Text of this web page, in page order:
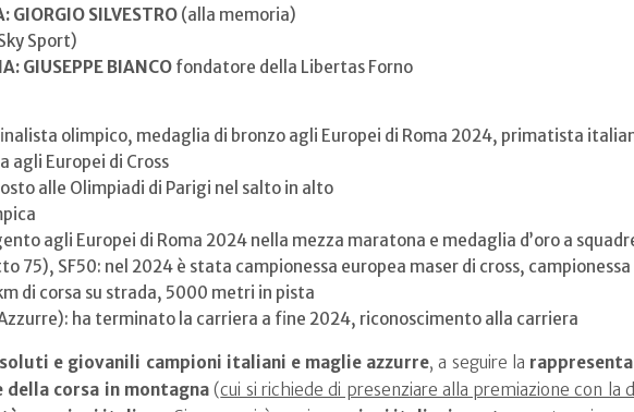
GIORGIO SILVESTRO (alla memoria)
Sport)
GIUSEPPE BIANCO fondatore della Libertas Forno
olimpico, medaglia di bronzo agli Europei di Roma 2024, primatista
agli Europei di Cross
alle Olimpiadi di Parigi nel salto in alto
agli Europei di Roma 2024 nella mezza maratona e medaglia d’oro a
75), SF50: nel 2024 è stata campionessa europea maser di cross, campionessa
di corsa su strada, 5000 metri in pista
ha terminato la carriera a fine 2024, riconoscimento alla carriera
e giovanili campioni italiani e maglie azzurre, a seguire la
corsa in montagna (cui si richiede di presenziare alla premiazione con la